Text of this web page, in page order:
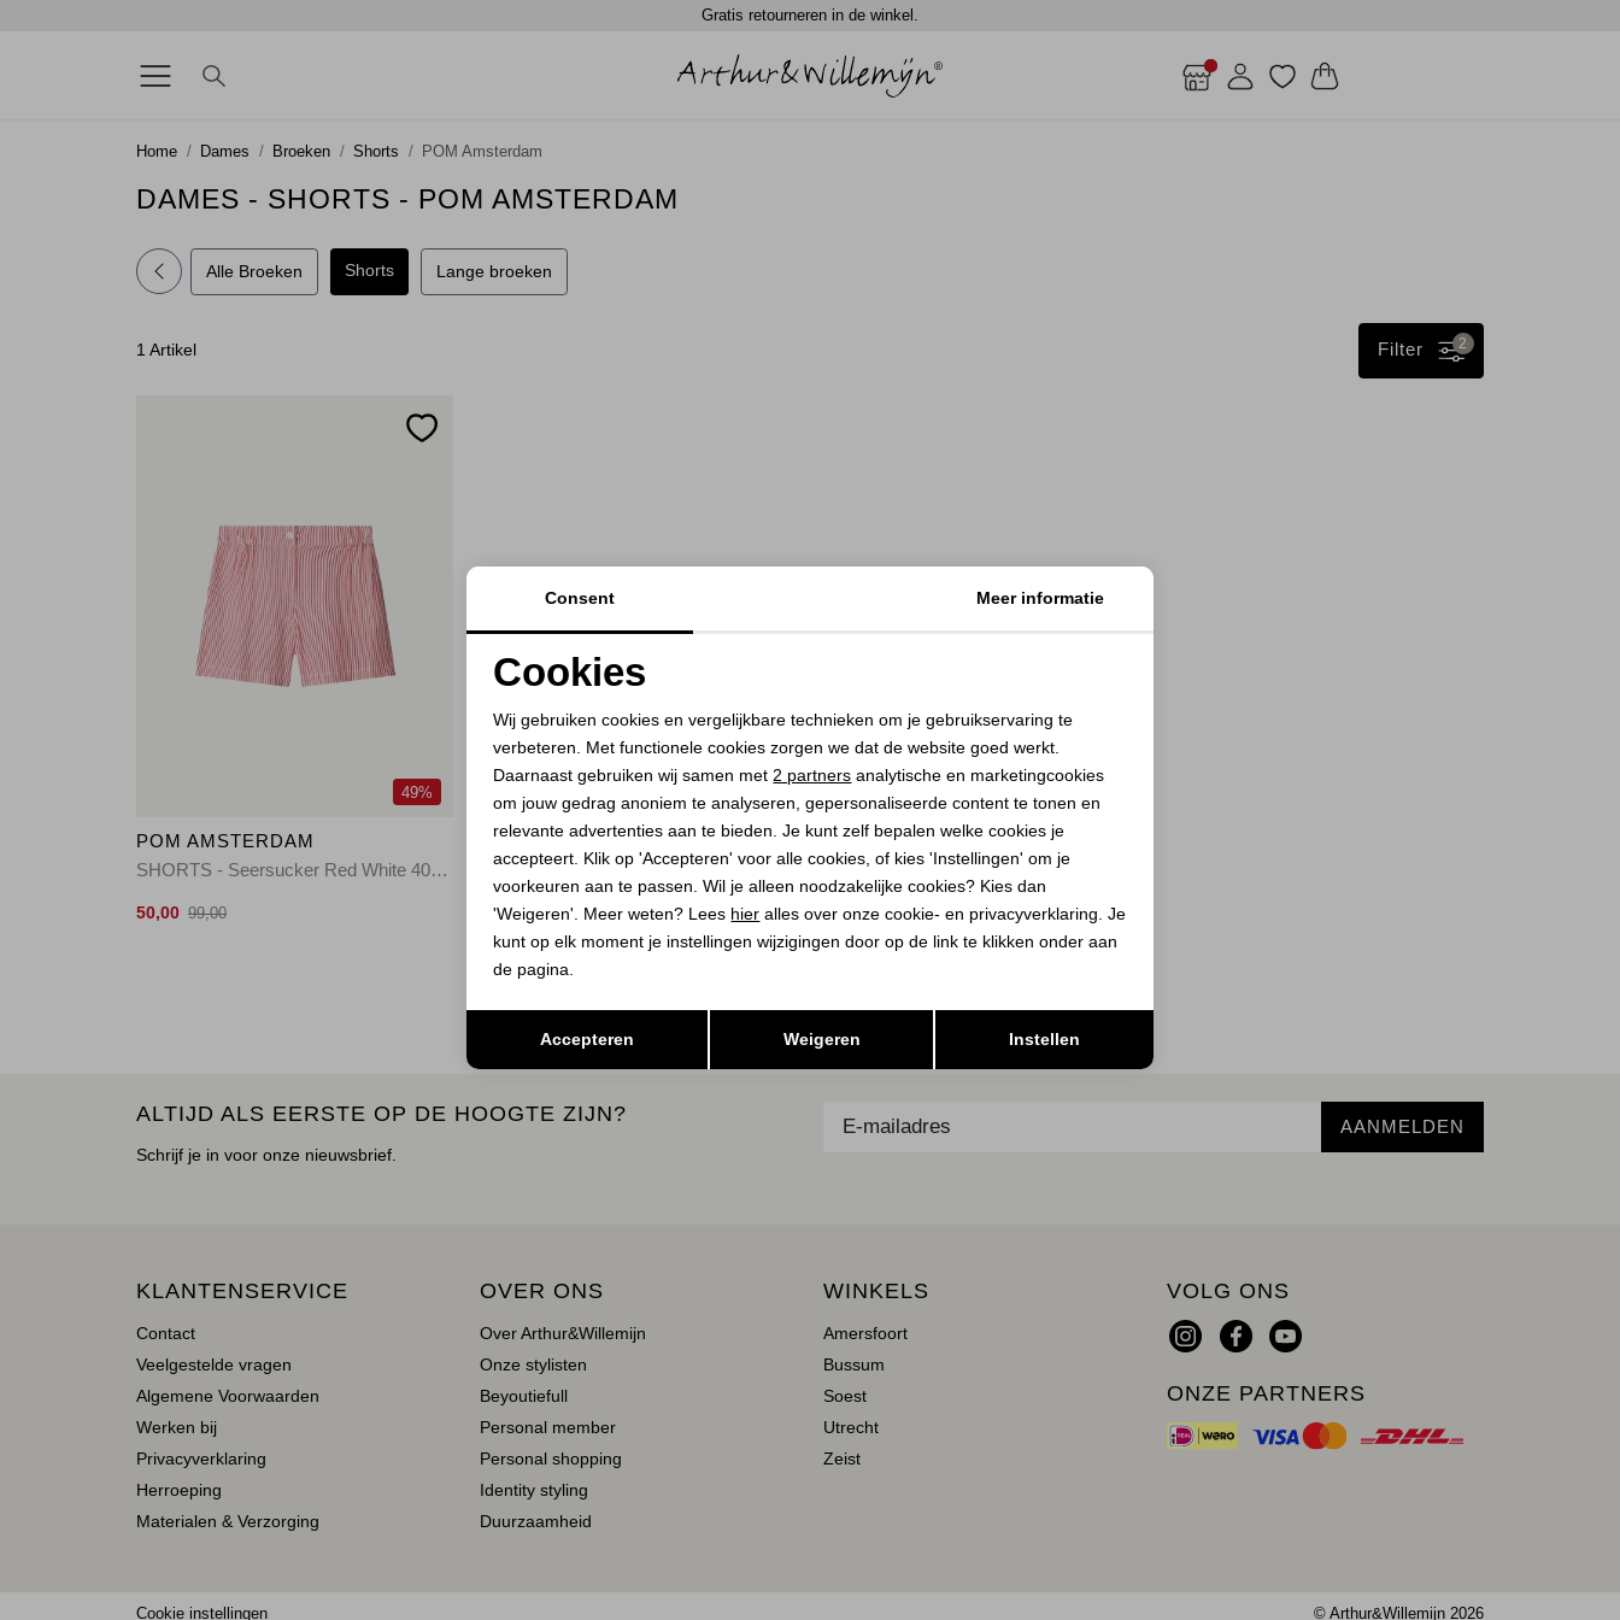
Gratis retourneren in de winkel.
Spaar automatisch 5% in waardecheque punten.
Home Dames Broeken Shorts POM Amsterdam
DAMES - SHORTS - POM AMSTERDAM
Alle Broeken Lange broeken
Shorts
1 Artikel 2
Filter
49%
POM AMSTERDAM
SHORTS - Seersucker Red White 400 red
50,00 99,00
ALTIJD ALS EERSTE OP DE HOOGTE ZIJN?
Schrijf je in voor onze nieuwsbrief.
AANMELDEN
KLANTENSERVICE
Contact
Veelgestelde vragen
Algemene Voorwaarden
Werken bij
Privacyverklaring
Herroeping
Materialen & Verzorging
OVER ONS
Over Arthur&Willemijn
Onze stylisten
Beyoutiefull
Personal member
Personal shopping
Identity styling
Duurzaamheid
WINKELS
Amersfoort
Bussum
Soest
Utrecht
Zeist
VOLG ONS
ONZE PARTNERS
Cookie instellingen © Arthur&Willemijn 2026
Analytische cookies Marketing cookies
Consent Meer informatie
Cookies
Wij gebruiken cookies en vergelijkbare technieken om je gebruikservaring te
verbeteren. Met functionele cookies zorgen we dat de website goed werkt.
Daarnaast gebruiken wij samen met 2 partners analytische en marketingcookies
om jouw gedrag anoniem te analyseren, gepersonaliseerde content te tonen en
relevante advertenties aan te bieden. Je kunt zelf bepalen welke cookies je
accepteert. Klik op 'Accepteren' voor alle cookies, of kies 'Instellingen' om je
voorkeuren aan te passen. Wil je alleen noodzakelijke cookies? Kies dan
'Weigeren'. Meer weten? Lees hier alles over onze cookie- en privacyverklaring. Je
kunt op elk moment je instellingen wijzigingen door op de link te klikken onder aan
de pagina.
Accepteren Weigeren Instellen